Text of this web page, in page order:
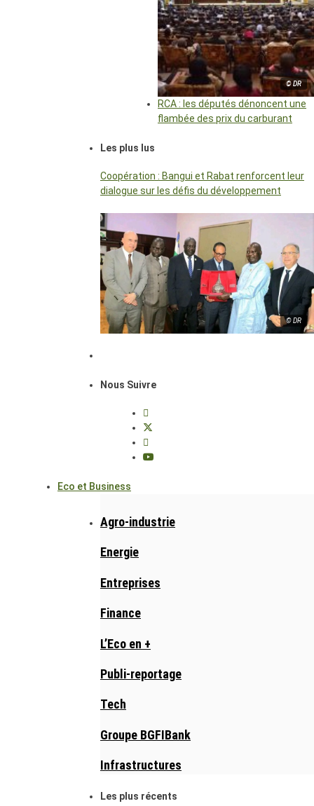
© DR
RCA : les députés dénoncent une
flambée des prix du carburant
Les plus lus
Coopération : Bangui et Rabat renforcent leur
dialogue sur les défis du développement
© DR
Nous Suivre
Eco et Business
Agro-industrie
Energie
Entreprises
Finance
L’Eco en +
Publi-reportage
Tech
Groupe BGFIBank
Infrastructures
Les plus récents